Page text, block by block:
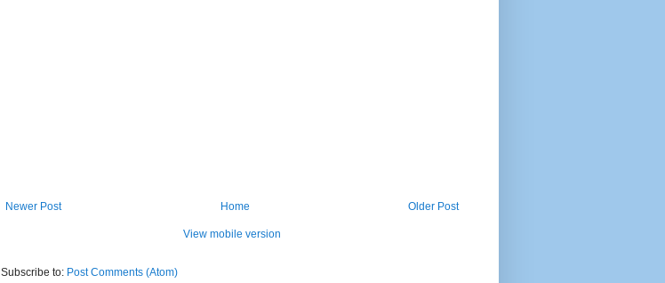
Newer Post Older Post
Home
View mobile version
Subscribe to: Post Comments (Atom)